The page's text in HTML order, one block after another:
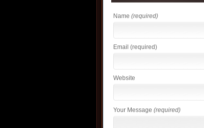
Name (required)
Email (required)
Website
Your Message (required)